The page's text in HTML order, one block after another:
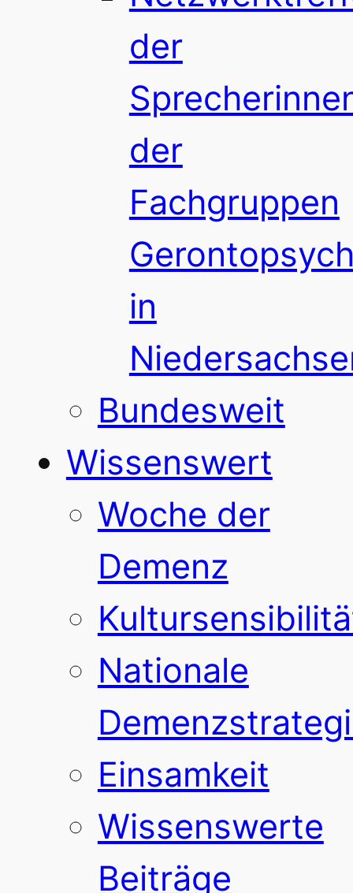
der
der
Fachgruppen
in
Bundesweit
Wissenswert
Woche der
Demenz
Nationale
Einsamkeit
Wissenswerte
Beiträge